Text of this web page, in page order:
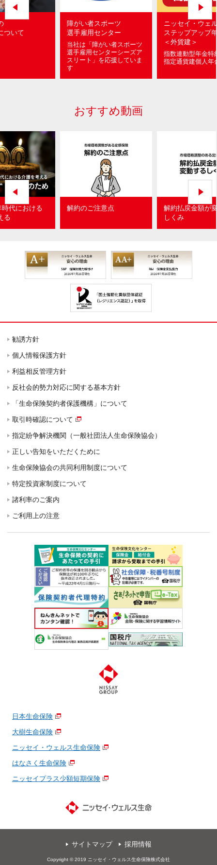
ついて
障がい者スポーツ
選手雇用センター
当社は「障がい者スポーツ
選手雇用センターシーズア
スリート」を応援していま
す
ニッセイ・ウェ
ステップアップ
＜外貨建＞
指数連動型年金特
指定通貨建個人年
おすすめ動画
代における
る
解約のご注意点
解約払戻金額が
しくみ
勧誘方針
個人情報保護方針
利益相反管理方針
反社会的勢力対応に関する基本方針
「生命保険契約者保護機構」について
取引時確認について
指定紛争解決機関（一般社団法人生命保険協会）
正しい告知をいただくために
生命保険協会の共同利用制度について
特定投資家制度について
諸利率のご案内
ご利用上の注意
日本生命保険
大樹生命保険
ニッセイ・ウェルス生命保険
はなさく生命保険
ニッセイプラス少額短期保険
サイトマップ 採用情報
Copyright © 2019 ニッセイ・ウェルス生命保険株式会社